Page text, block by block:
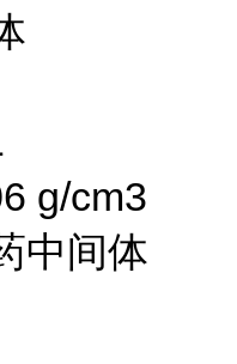
g/cm3
中间体